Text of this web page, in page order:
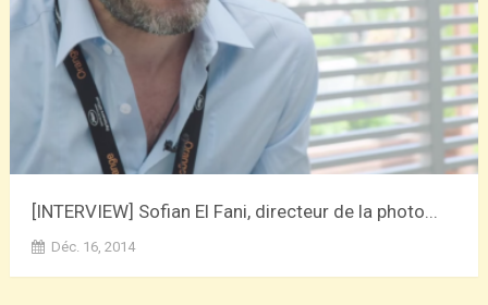
[INTERVIEW] Sofian El Fani, directeur de la photo...
Déc. 16, 2014